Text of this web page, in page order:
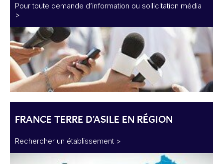
Pour toute demande d’information ou sollicitation média
>
FRANCE TERRE D'ASILE EN RÉGION
Rechercher un établissement >